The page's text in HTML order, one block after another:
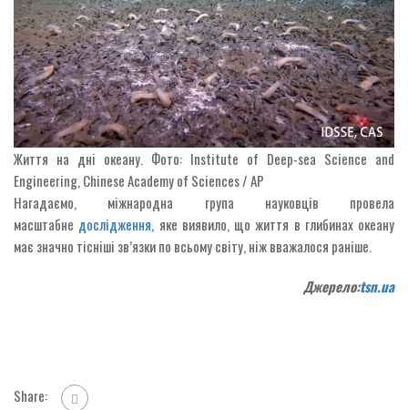
Життя на дні океану. Фото: Institute of Deep-sea Science and
Engineering, Chinese Academy of Sciences / AP
Нагадаємо, міжнародна група науковців провела
масштабне дослідження, яке виявило, що життя в глибинах океану
має значно тісніші зв’язки по всьому світу, ніж вважалося раніше.
Джерело:tsn.ua
Share: